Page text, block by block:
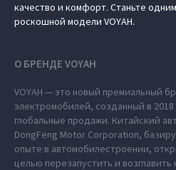
качество и комфорт. Станьте
роскошной модели VOYAH.
О БРЕНДЕ VOYAH
VOYAH — это новый премиальный
электромобилей, созданный в
глобальные продажи. Китайский
DongFeng Motor Corporation,
опыте в автомобилестроении,
целью перезапустить и